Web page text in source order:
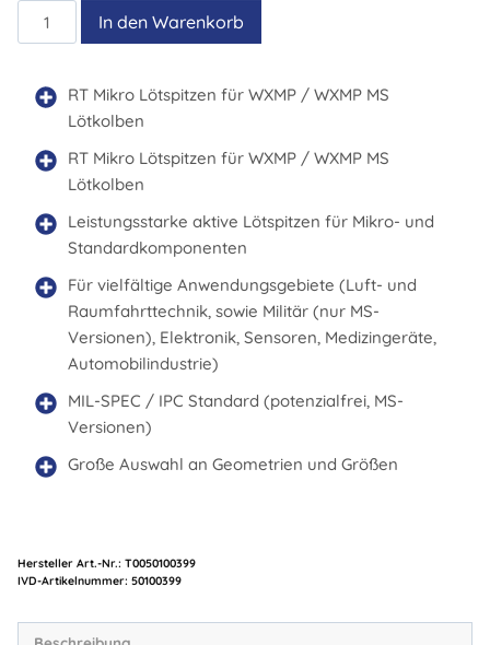
RTM
004
MS
In den Warenkorb
RT Mikro Lötspitzen für WXMP / WXMP MS
Lötkolben
RT Mikro Lötspitzen für WXMP / WXMP MS
Lötkolben
Leistungsstarke aktive Lötspitzen für Mikro- und
Standardkomponenten
Für vielfältige Anwendungsgebiete (Luft- und
Raumfahrttechnik, sowie Militär (nur MS-
Versionen), Elektronik, Sensoren, Medizingeräte,
Automobilindustrie)
MIL-SPEC / IPC Standard (potenzialfrei, MS-
Versionen)
Große Auswahl an Geometrien und Größen
Hersteller Art.-Nr.: T0050100399
Artikelnummer: 50100399